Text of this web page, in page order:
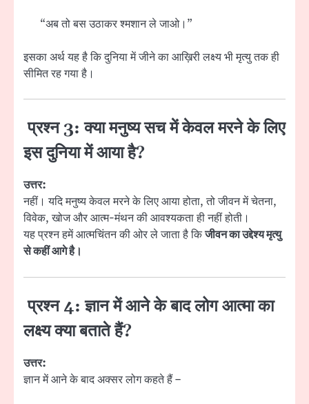
“अब तो बस उठाकर श्मशान ले जाओ।”
इसका अर्थ यह है कि दुनिया में जीने का आख़िरी लक्ष्य भी मृत्यु तक ही
सीमित रह गया है।
प्रश्न 3: क्या मनुष्य सच में केवल मरने के लिए
इस दुनिया में आया है?
उत्तर:
नहीं। यदि मनुष्य केवल मरने के लिए आया होता, तो जीवन में चेतना,
विवेक, खोज और आत्म-मंथन की आवश्यकता ही नहीं होती।
यह प्रश्न हमें आत्मचिंतन की ओर ले जाता है किजीवन का उद्देश्य मृत्यु
से कहीं आगे है।
प्रश्न 4: ज्ञान में आने के बाद लोग आत्मा का
लक्ष्य क्या बताते हैं?
उत्तर:
ज्ञान में आने के बाद अक्सर लोग कहते हैं –